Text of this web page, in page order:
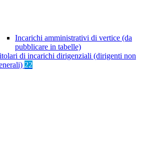
Incarichi amministrativi di vertice (da
pubblicare in tabelle)
di incarichi dirigenziali (dirigenti non
22